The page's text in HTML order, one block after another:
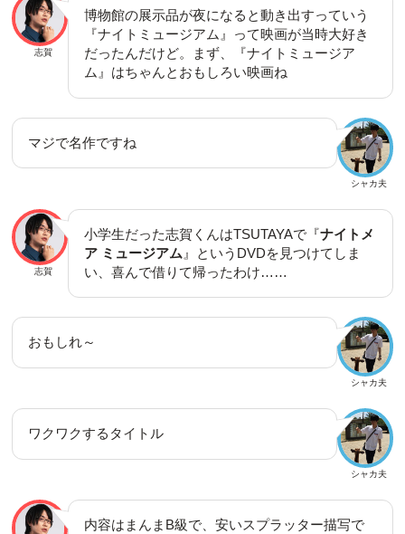
志賀
博物館の展示品が夜になると動き出すっていう
『ナイトミュージアム』って映画が当時大好き
だったんだけど。まず、『ナイトミュージア
ム』はちゃんとおもしろい映画ね
シャカ夫
マジで名作ですね
志賀
小学生だった志賀くんはTSUTAYAで『ナイトメ
ア ミュージアム 』というDVDを見つけてしま
い、喜んで借りて帰ったわけ……
シャカ夫
おもしれ～
シャカ夫
ワクワクするタイトル
内容はまんまB級で、安いスプラッター描写で